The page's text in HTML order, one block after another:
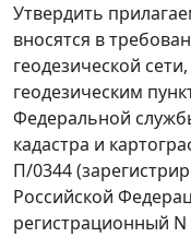
Утвердить
вносятся в
геодезической
геодезическим
Федеральной
кадастра и
П/0344
Российской
регистрационный N